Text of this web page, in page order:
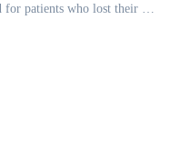
for patients who lost their …